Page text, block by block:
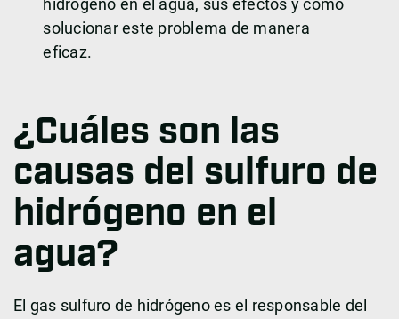
hidrógeno en el agua, sus efectos y cómo
solucionar este problema de manera
eficaz.
¿Cuáles son las
causas del sulfuro de
hidrógeno en el
agua?
El gas sulfuro de hidrógeno es el responsable del